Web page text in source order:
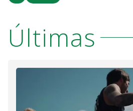
Últimas